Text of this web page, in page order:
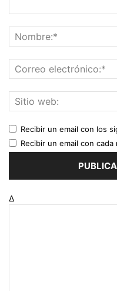
Recibir un email con los
Recibir un email con cada
Δ